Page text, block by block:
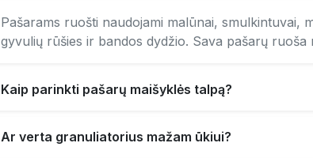
Pašarams ruošti naudojami malūnai, smulkintuvai,
gyvulių rūšies ir bandos dydžio. Sava pašarų ruoša
Kaip parinkti pašarų maišyklės talpą?
Ar verta granuliatorius mažam ūkiui?